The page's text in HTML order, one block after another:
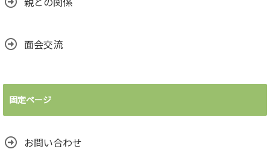
面会交流
固定ページ
お問い合わせ